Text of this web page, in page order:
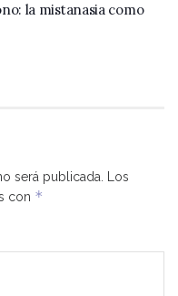
la mistanasia como
será publicada. Los
con *